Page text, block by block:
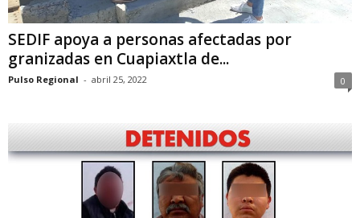
SEDIF apoya a personas afectadas por
granizadas en Cuapiaxtla de...
Pulso Regional - abril 25, 2022 0